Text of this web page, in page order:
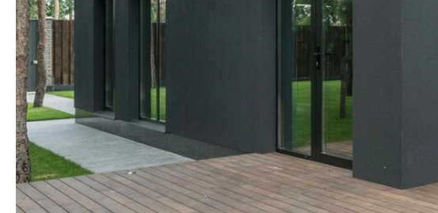
DANIA GŁÓWNE